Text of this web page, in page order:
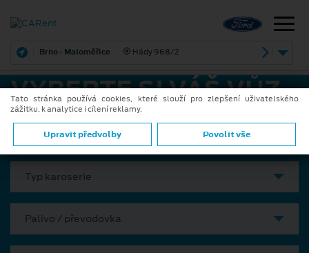
Brno - Maloměřice Hády 968/2
VYBERTE SI VÁŠ VŮZ
Model
Typ karoserie
Palivo / převodovka
Tato stránka používá cookies, které slouží pro zlepšení uživatelského
zážitku, k analytice i cílení reklamy.
Upravit předvolby Povolit vše